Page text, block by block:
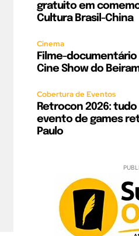
gratuito em
Cultura Brasil-China
Cinema
Filme-documentário
Cine Show do
Cobertura de Eventos
Retrocon 2026:
evento de games
Paulo